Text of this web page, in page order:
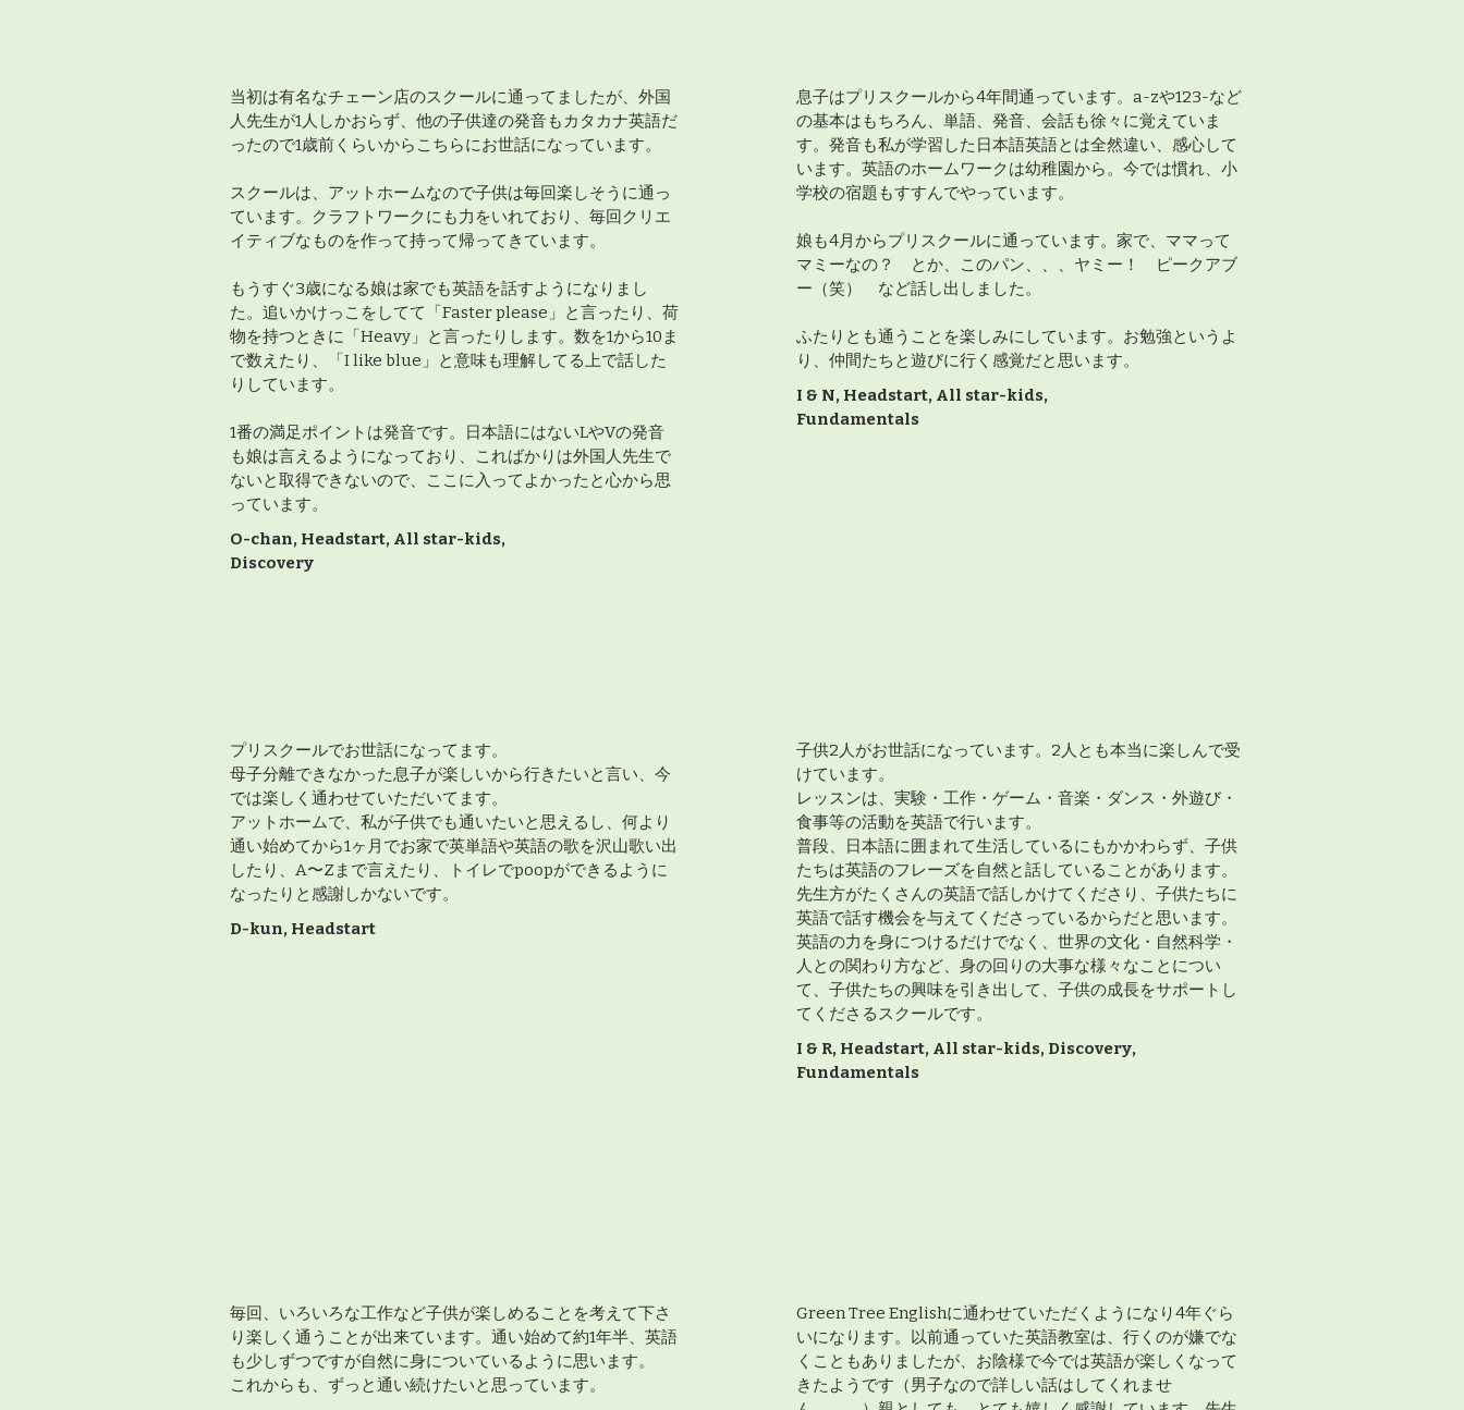
当初は有名なチェーン店のスクールに通ってましたが、外国
人先生が1人しかおらず、他の子供達の発音もカタカナ英語だ
ったので1歳前くらいからこちらにお世話になっています。
スクールは、アットホームなので子供は毎回楽しそうに通っ
ています。クラフトワークにも力をいれており、毎回クリエ
イティブなものを作って持って帰ってきています。
もうすぐ3歳になる娘は家でも英語を話すようになりまし
た。追いかけっこをしてて「Faster please」と言ったり、荷
物を持つときに「Heavy」と言ったりします。数を1から10ま
で数えたり、「I like blue」と意味も理解してる上で話した
りしています。
1番の満足ポイントは発音です。日本語にはないLやVの発音
も娘は言えるようになっており、こればかりは外国人先生で
ないと取得できないので、ここに入ってよかったと心から思
っています。
O-chan, Headstart, All star-kids,
Discovery
息子はプリスクールから4年間通っています。a-zや123-など
の基本はもちろん、単語、発音、会話も徐々に覚えていま
す。発音も私が学習した日本語英語とは全然違い、感心して
います。英語のホームワークは幼稚園から。今では慣れ、小
学校の宿題もすすんでやっています。
娘も4月からプリスクールに通っています。家で、ママって
マミーなの？ とか、このパン、、、ヤミー！ ピークアブ
ー（笑） など話し出しました。
ふたりとも通うことを楽しみにしています。お勉強というよ
り、仲間たちと遊びに行く感覚だと思います。
I & N, Headstart, All star-kids,
Fundamentals
プリスクールでお世話になってます。
母子分離できなかった息子が楽しいから行きたいと言い、今
では楽しく通わせていただいてます。
アットホームで、私が子供でも通いたいと思えるし、何より
通い始めてから1ヶ月でお家で英単語や英語の歌を沢山歌い出
したり、A〜Zまで言えたり、トイレでpoopができるように
なったりと感謝しかないです。
D-kun, Headstart
子供2人がお世話になっています。2人とも本当に楽しんで受
けています。
レッスンは、実験・工作・ゲーム・音楽・ダンス・外遊び・
食事等の活動を英語で行います。
普段、日本語に囲まれて生活しているにもかかわらず、子供
たちは英語のフレーズを自然と話していることがあります。
先生方がたくさんの英語で話しかけてくださり、子供たちに
英語で話す機会を与えてくださっているからだと思います。
英語の力を身につけるだけでなく、世界の文化・自然科学・
人との関わり方など、身の回りの大事な様々なことについ
て、子供たちの興味を引き出して、子供の成長をサポートし
てくださるスクールです。
I & R, Headstart, All star-kids, Discovery,
Fundamentals
毎回、いろいろな工作など子供が楽しめることを考えて下さ
り楽しく通うことが出来ています。通い始めて約1年半、英語
も少しずつですが自然に身についているように思います。
これからも、ずっと通い続けたいと思っています。
Green Tree Englishに通わせていただくようになり4年ぐら
いになります。以前通っていた英語教室は、行くのが嫌でな
くこともありましたが、お陰様で今では英語が楽しくなって
きたようです（男子なので詳しい話はしてくれませ